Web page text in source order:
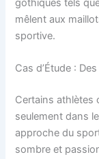
gothiques tels
mêlent aux
sportive.
Cas d’Étude :
Certains athlètes
seulement dans
approche du
sombre et